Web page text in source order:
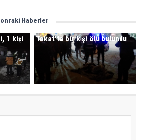
Haberler
1 kişi
Tokat'ta bir kişi ölü bulundu